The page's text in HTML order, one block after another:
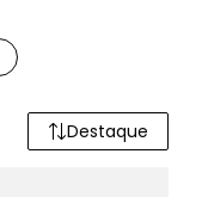
Ordenar
Destaque